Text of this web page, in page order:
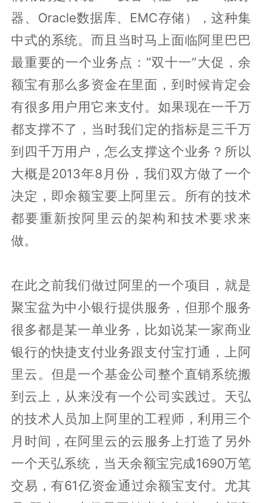
器、Oracle数据库、EMC存储），这种集
中式的系统。而且当时马上面临阿里巴巴
最重要的一个业务点：“双十一”大促，余
额宝有那么多资金在里面，到时候肯定会
有很多用户用它来支付。如果现在一千万
都支撑不了，当时我们定的指标是三千万
到四千万用户，怎么支撑这个业务？所以
大概是2013年8月份，我们双方做了一个
决定，即余额宝要上阿里云。所有的技术
都要重新按阿里云的架构和技术要求来
做。
在此之前我们做过阿里的一个项目，就是
聚宝盆为中小银行提供服务，但那个服务
很多都是某一单业务，比如说某一家商业
银行的快捷支付业务跟支付宝打通，上阿
里云。但是一个基金公司整个直销系统搬
到云上，从来没有一个公司实践过。天弘
的技术人员加上阿里的工程师，利用三个
月时间，在阿里云的云服务上打造了另外
一个天弘系统，当天余额宝完成1690万笔
交易，有61亿资金通过余额宝支付。尤其